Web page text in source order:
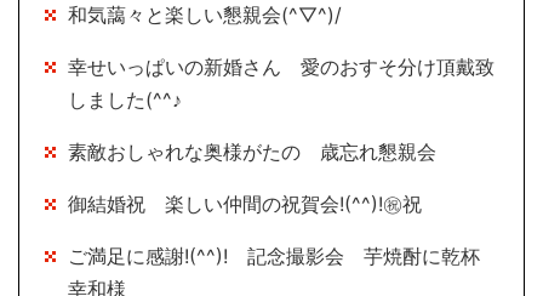
和気藹々と楽しい懇親会(^▽^)/
幸せいっぱいの新婚さん 愛のおすそ分け頂戴致
しました(^^♪
素敵おしゃれな奥様がたの 歳忘れ懇親会
御結婚祝 楽しい仲間の祝賀会!(^^)!㊗祝
ご満足に感謝!(^^)! 記念撮影会 芋焼酎に乾杯
幸和様